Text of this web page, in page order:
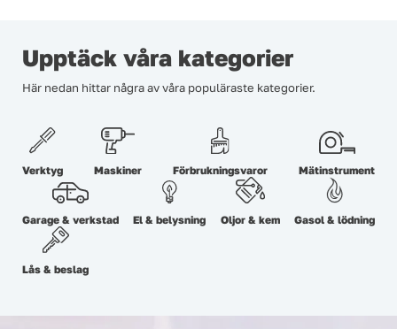
Upptäck våra kategorier
Här nedan hittar några av våra populäraste kategorier.
Verktyg Maskiner Förbrukningsvaror Mätinstrument
Garage & verkstad El & belysning Oljor & kem Gasol & lödning
Lås & beslag